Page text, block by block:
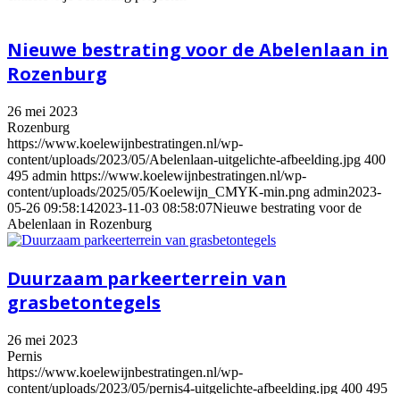
Nieuwe bestrating voor de Abelenlaan in
Rozenburg
26 mei 2023
Rozenburg
https://www.koelewijnbestratingen.nl/wp-
content/uploads/2023/05/Abelenlaan-uitgelichte-afbeelding.jpg 400
495 admin https://www.koelewijnbestratingen.nl/wp-
content/uploads/2025/05/Koelewijn_CMYK-min.png admin2023-
05-26 09:58:142023-11-03 08:58:07Nieuwe bestrating voor de
Abelenlaan in Rozenburg
Duurzaam parkeerterrein van
grasbetontegels
26 mei 2023
Pernis
https://www.koelewijnbestratingen.nl/wp-
content/uploads/2023/05/pernis4-uitgelichte-afbeelding.jpg 400 495